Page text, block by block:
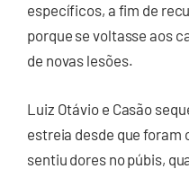
específicos, a fim de
porque se voltasse aos
de novas lesões.
Luiz Otávio e Casão
estreia desde que
sentiu dores no púbis,